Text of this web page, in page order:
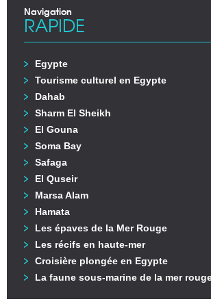
Navigation
RAPIDE
Egypte
Tourisme culturel en Egypte
Dahab
Sharm El Sheikh
El Gouna
Soma Bay
Safaga
El Quseir
Marsa Alam
Hamata
Les épaves de la Mer Rouge
Les récifs en haute-mer
Croisière plongée en Egypte
La faune sous-marine de la mer